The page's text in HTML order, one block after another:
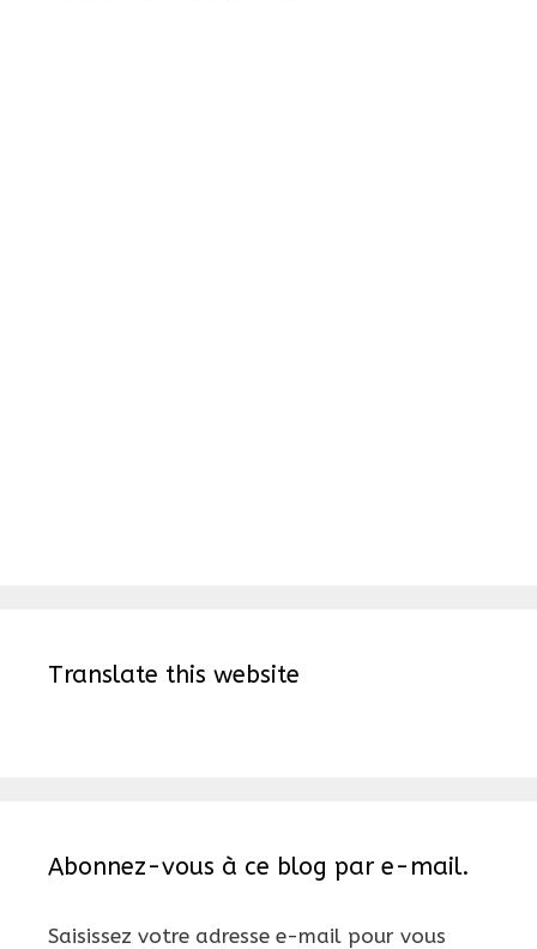
Translate this website
Abonnez-vous à ce blog par e-mail.
Saisissez votre adresse e-mail pour vous